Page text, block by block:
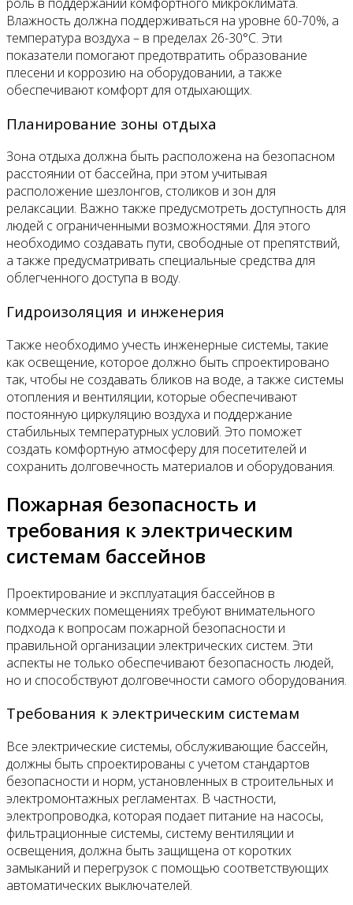
Влажность должна поддерживаться на уровне 60-70%, а
температура воздуха – в пределах 26-30°C. Эти
показатели помогают предотвратить образование
плесени и коррозию на оборудовании, а также
обеспечивают комфорт для отдыхающих.
Планирование зоны отдыха
Зона отдыха должна быть расположена на безопасном
расстоянии от бассейна, при этом учитывая
расположение шезлонгов, столиков и зон для
релаксации. Важно также предусмотреть доступность для
людей с ограниченными возможностями. Для этого
необходимо создавать пути, свободные от препятствий,
а также предусматривать специальные средства для
облегченного доступа в воду.
Гидроизоляция и инженерия
Также необходимо учесть инженерные системы, такие
как освещение, которое должно быть спроектировано
так, чтобы не создавать бликов на воде, а также системы
отопления и вентиляции, которые обеспечивают
постоянную циркуляцию воздуха и поддержание
стабильных температурных условий. Это поможет
создать комфортную атмосферу для посетителей и
сохранить долговечность материалов и оборудования.
Пожарная безопасность и
требования к электрическим
системам бассейнов
Проектирование и эксплуатация бассейнов в
коммерческих помещениях требуют внимательного
подхода к вопросам пожарной безопасности и
правильной организации электрических систем. Эти
аспекты не только обеспечивают безопасность людей,
но и способствуют долговечности самого оборудования.
Требования к электрическим системам
Все электрические системы, обслуживающие бассейн,
должны быть спроектированы с учетом стандартов
безопасности и норм, установленных в строительных и
электромонтажных регламентах. В частности,
электропроводка, которая подает питание на насосы,
фильтрационные системы, систему вентиляции и
освещения, должна быть защищена от коротких
замыканий и перегрузок с помощью соответствующих
автоматических выключателей.